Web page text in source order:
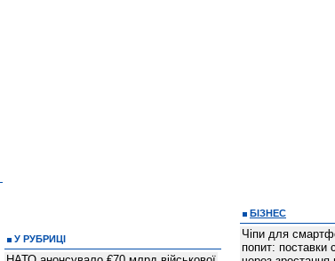
У РУБРИЦІ
БІЗНЕС
Чіпи для
попит: поставки